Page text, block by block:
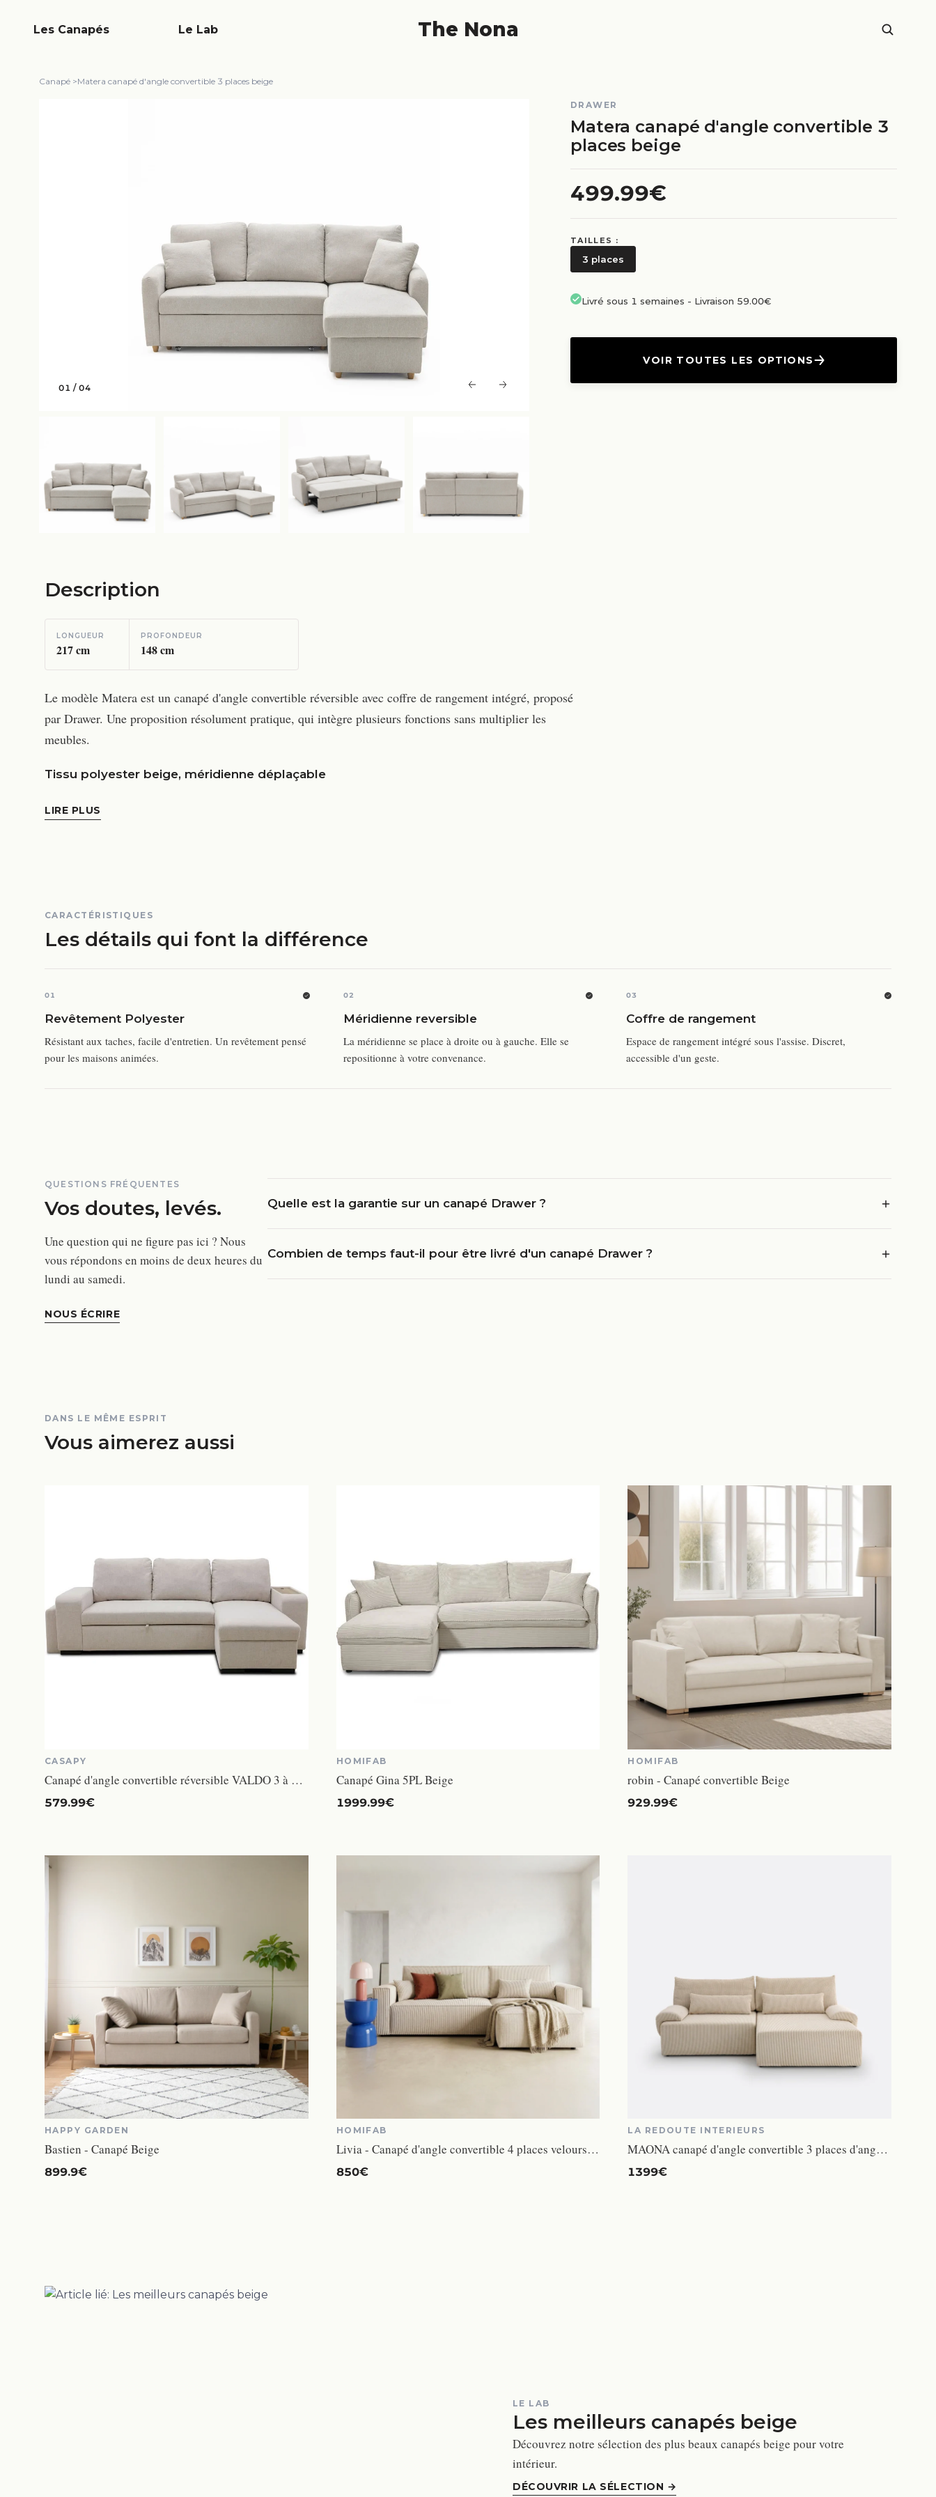
The Nona
Les Canapés Le Lab
Canapé >Matera canapé d'angle convertible 3 places beige
01 /04
DRAWER
Matera canapé d'angle convertible 3
places beige
499.99€
TAILLES :
3 places
Livré sous 1 semaines - Livraison 59.00€
VOIR TOUTES LES OPTIONS
Description
LONGUEUR
217cm
PROFONDEUR
148cm
Le modèle Matera est un canapé d'angle convertible réversible avec coffre de rangement intégré, proposé
par Drawer. Une proposition résolument pratique, qui intègre plusieurs fonctions sans multiplier les
meubles.
Tissu polyester beige, méridienne déplaçable
LIRE PLUS
CARACTÉRISTIQUES
Les détails qui font la différence
01
Revêtement Polyester
Résistant aux taches, facile d'entretien. Un revêtement pensé
pour les maisons animées.
02
Méridienne reversible
La méridienne se place à droite ou à gauche. Elle se
repositionne à votre convenance.
03
Coffre de rangement
Espace de rangement intégré sous l'assise. Discret,
accessible d'un geste.
QUESTIONS FRÉQUENTES
Vos doutes, levés.
Une question qui ne figure pas ici ? Nous
vous répondons en moins de deux heures du
lundi au samedi.
NOUS ÉCRIRE
Quelle est la garantie sur un canapé Drawer ?
Combien de temps faut-il pour être livré d'un canapé Drawer ?
DANS LE MÊME ESPRIT
Vous aimerez aussi
CASAPY
Canapé d'angle convertible réversible VALDO 3 à 4 places - Tissu Beige - Tablette avec USB - Coffre + Pouf - L247xP143xH86 cm
579.99€
HOMIFAB
Canapé Gina 5PL Beige
1999.99€
HOMIFAB
robin - Canapé convertible Beige
929.99€
HAPPY GARDEN
Bastien - Canapé Beige
899.9€
HOMIFAB
Livia - Canapé d'angle convertible 4 places velours côtelé beige
850€
LA REDOUTE INTERIEURS
MAONA canapé d'angle convertible 3 places d'angle convertible avec coffre en velours côtelé beige
1399€
LE LAB
Les meilleurs canapés beige
Découvrez notre sélection des plus beaux canapés beige pour votre
intérieur.
DÉCOUVRIR LA SÉLECTION →